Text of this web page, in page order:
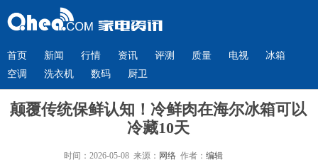
首页 新闻 行情 资讯 评测 质量 电视
冰箱
空调
洗衣机 数码 厨卫
颠覆传统保鲜认知！冷鲜肉在海尔冰箱可以
冷藏10天
时间：2026-05-08 来源： 网络作者： 编辑